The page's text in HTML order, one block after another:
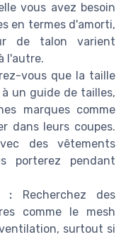
vous avez besoin
en termes d'amorti,
de talon varient
l'autre.
vous que la taille
un guide de tailles,
marques comme
dans leurs coupes.
des vêtements
porterez pendant
: Recherchez des
comme le mesh
surtout si